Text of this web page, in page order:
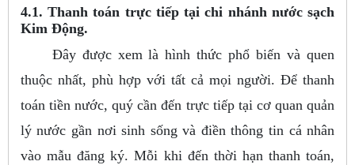
4.1. Thanh toán trực tiếp tại chi nhánh nước sạch
Kim Động.
Đây được xem là hình thức phổ biến và quen
thuộc nhất, phù hợp với tất cả mọi người. Để thanh
toán tiền nước, quý cần đến trực tiếp tại cơ quan quản
lý nước gần nơi sinh sống và điền thông tin cá nhân
vào mẫu đăng ký. Mỗi khi đến thời hạn thanh toán,